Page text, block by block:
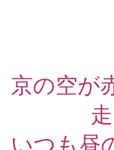
京の空が
いつも昼